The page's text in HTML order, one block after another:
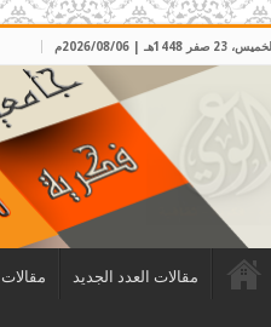
الخميس، 23 صفر 1448هـ | 2026/08/06م
مقالات العدد الجديد مقالات